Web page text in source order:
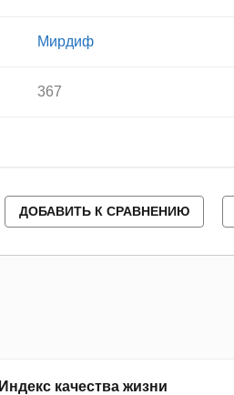
Мирдиф
367
ДОБАВИТЬ К СРАВНЕНИЮ
Индекс качества жизни